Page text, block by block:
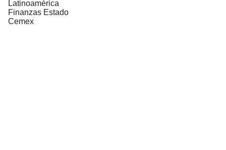
Latinoamérica
Finanzas Estado
Cemex